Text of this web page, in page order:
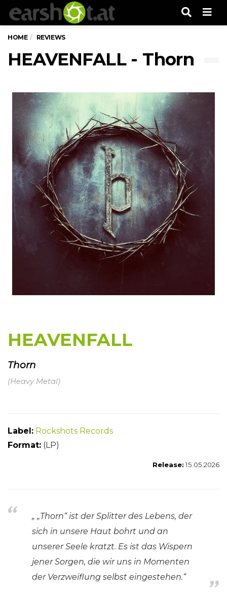
HOME REVIEWS
HEAVENFALL - Thorn
HEAVENFALL
Thorn
(Heavy Metal)
Label: Rockshots Records
Format: (LP)
Release:15.05.2026
„ „Thorn“ ist der Splitter des Lebens, der
sich in unsere Haut bohrt und an
unserer Seele kratzt. Es ist das Wispern
jener Sorgen, die wir uns in Momenten
der Verzweiflung selbst eingestehen.“